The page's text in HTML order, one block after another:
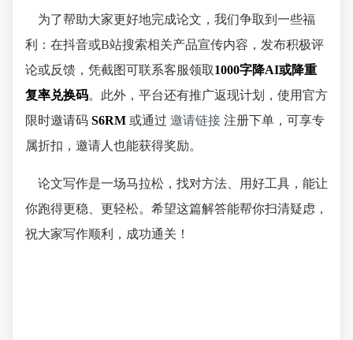
为了帮助大家更好地完成论文，我们争取到一些福
利：在抖音或B站搜索相关产品宣传内容，发布积极评
论或反馈，凭截图可联系客服领取1000字降AI或降重
复率兑换码。此外，平台还有推广返现计划，使用官方
限时邀请码 S6RM 或通过 邀请链接 注册下单，可享专
属折扣，邀请人也能获得奖励。
论文写作是一场马拉松，找对方法、用好工具，能让
你跑得更稳、更轻松。希望这篇解答能帮你扫清疑虑，
祝大家写作顺利，成功通关！